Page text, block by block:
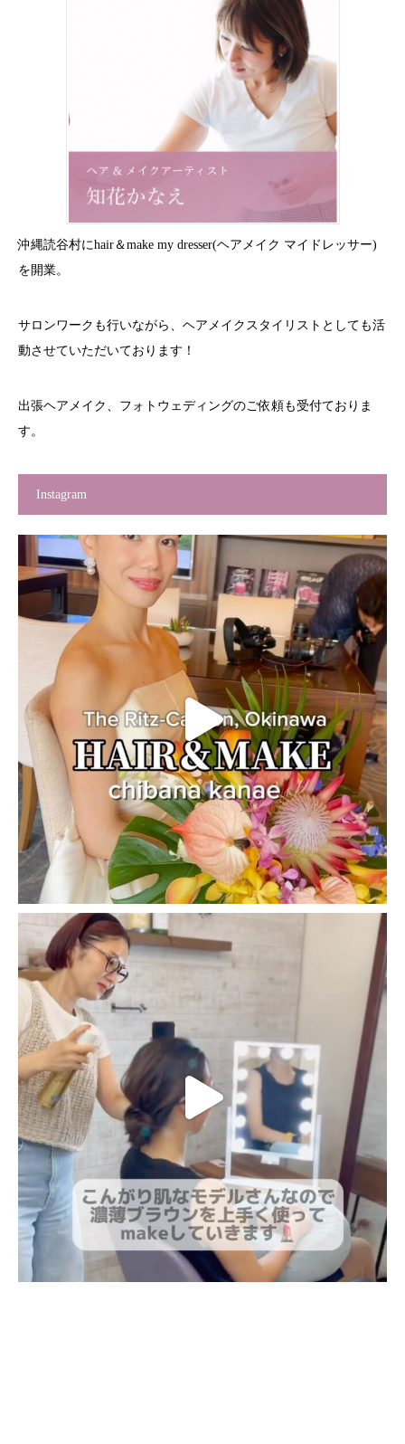
沖縄読谷村にhair＆make my dresser(ヘアメイク マイドレッサー)
を開業。
サロンワークも行いながら、ヘアメイクスタイリストとしても活
動させていただいております！
出張ヘアメイク、フォトウェディングのご依頼も受付ておりま
す。
Instagram